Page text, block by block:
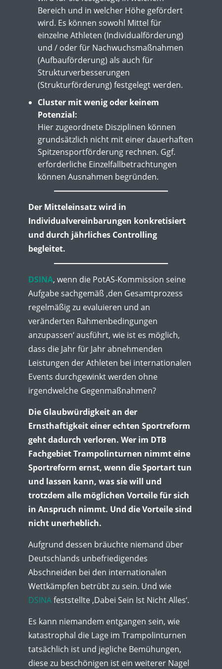
Bereich und in welcher Höhe gefördert
wird. Es können sowohl Mittel für
einzelne Athleten (Individualförderung)
und / oder für Nachwuchsmaßnahmen
(Aufbauförderung) als auch für
Strukturverbesserungen
(Strukturförderung) festgelegt werden.
Cluster mit wenig oder keinem
Potenzial:
Hier zugeordnete Disziplinen können
grundsätzlich nicht mit einer dauerhaften
Spitzensportförderung rechnen. Ggf.
erforderliche Einzelfallbetrachtungen
können Ausnahmen begründen.
Der Mitteleinsatz wird in
Individualvereinbarungen konkretisiert
und durch jährliches Controlling
begleitet.
DSINA, wenn die PotAS-Kommission seine
Aufgabe sachgemäß ‚den Gesamtprozess
regelmäßig zu evaluieren und an
veränderten Rahmenbedingungen
anzupassen‘ ausführt, wie ist es möglich,
dass die Jahr für Jahr abnehmenden
Leistungen der Athleten bei internationalen
Events durchgewinkt werden ohne
irgendwelche Gegenmaßnahmen?
Die Glaubwürdigkeit an der
Ernsthaftigkeit einer echten Sportreform
geht dadurch verloren. Wer im DTB
Fachgebiet Trampolinturnen nimmt eine
Sportreform ernst, wenn die Sportart tun
und lassen kann, was sie will und
trotzdem alle möglichen Vorteile für sich
in Anspruch nimmt. Und die Vorteile sind
nicht unerheblich.
Aufgrund dessen bräuchte niemand über
Deutschlands unbefriedigendes
Abschneiden bei den internationalen
Wettkämpfen betrübt zu sein. Und wie
DSINAfeststellte ‚Dabei Sein Ist Nicht Alles‘.
Es kann niemandem entgangen sein, wie
katastrophal die Lage im Trampolinturnen
tatsächlich ist und jegliche Bemühungen,
diese zu beschönigen ist ein weiterer Nagel